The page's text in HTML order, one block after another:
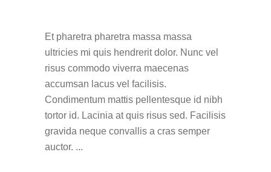
Et pharetra pharetra massa massa
ultricies mi quis hendrerit dolor. Nunc vel
risus commodo viverra maecenas
accumsan lacus vel facilisis.
Condimentum mattis pellentesque id nibh
tortor id. Lacinia at quis risus sed. Facilisis
gravida neque convallis a cras semper
auctor.